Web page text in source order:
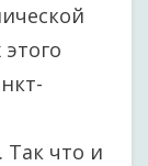
Так что и